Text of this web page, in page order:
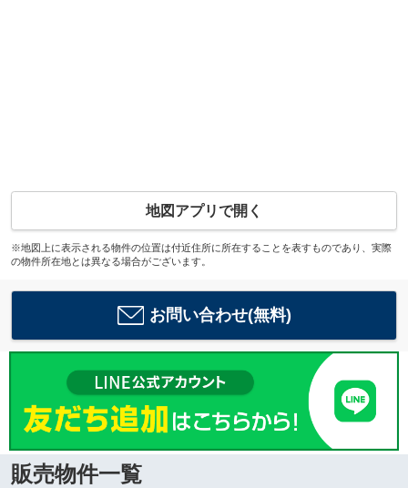
地図アプリで開く
※地図上に表示される物件の位置は付近住所に所在することを表すものであり、実際
の物件所在地とは異なる場合がございます。
お問い合わせ(無料)
販売物件一覧